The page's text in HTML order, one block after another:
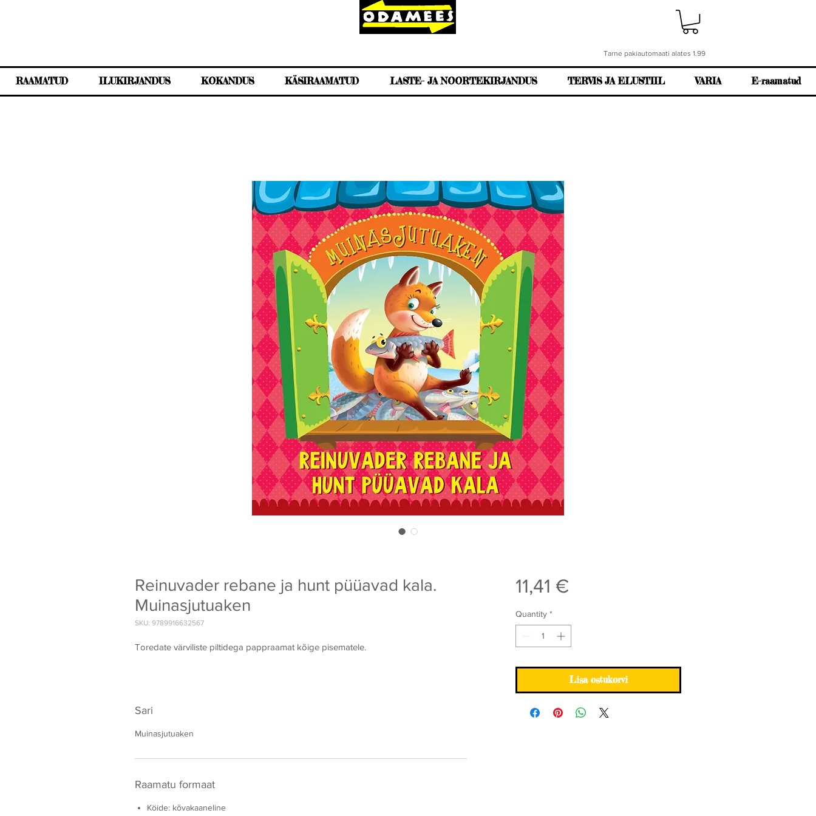
Tarne pakiautomaati alates 1.99
RAAMATUD ILUKIRJANDUS KOKANDUS KÄSIRAAMATUD LASTE- JA NOORTEKIRJANDUS TERVIS JA ELUSTIIL VARIA E-raamatud
Reinuvader rebane ja hunt püüavad kala.
Muinasjutuaken
SKU: 9789916632567
Toredate värviliste piltidega pappraamat kõige pisematele.
Sari
Muinasjutuaken
Raamatu formaat
Köide: kõvakaaneline
11,41 €Price
Quantity *
Lisa ostukorvi